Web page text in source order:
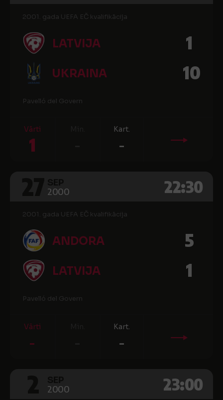
2001. gada UEFA EČ kvalifikācija
LATVIJA 1
UKRAINA 10
Pavelló del Govern
Vārti
1
Kart.
-
2000 22:30
2001. gada UEFA EČ kvalifikācija
ANDORA 5
LATVIJA 1
Pavelló del Govern
Vārti
-
Kart.
-
2000 23:00